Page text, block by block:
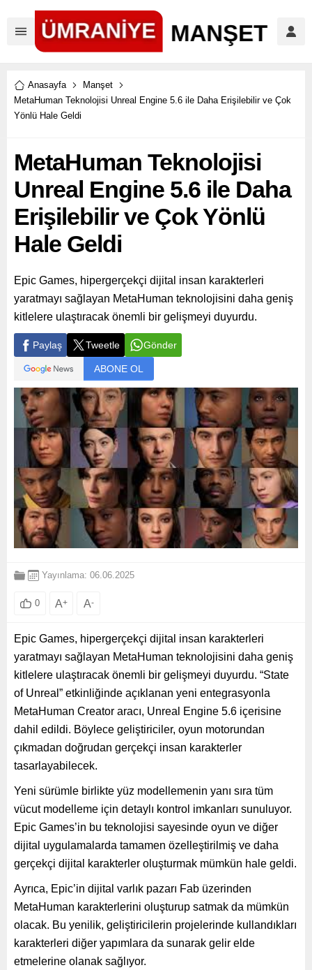
Anasayfa
Manşet
MetaHuman Teknolojisi Unreal Engine 5.6 ile Daha Erişilebilir ve Çok
Yönlü Hale Geldi
MetaHuman Teknolojisi
Unreal Engine 5.6 ile Daha
Erişilebilir ve Çok Yönlü
Hale Geldi
Epic Games, hipergerçekçi dijital insan karakterleri
yaratmayı sağlayan MetaHuman teknolojisini daha geniş
kitlelere ulaştıracak önemli bir gelişmeyi duyurdu.
Paylaş Tweetle Gönder
ABONE OL
Yayınlama: 06.06.2025
0 A+ A-
Epic Games, hipergerçekçi dijital insan karakterleri
yaratmayı sağlayan MetaHuman teknolojisini daha geniş
kitlelere ulaştıracak önemli bir gelişmeyi duyurdu. “State
of Unreal” etkinliğinde açıklanan yeni entegrasyonla
MetaHuman Creator aracı, Unreal Engine 5.6 içerisine
dahil edildi. Böylece geliştiriciler, oyun motorundan
çıkmadan doğrudan gerçekçi insan karakterler
tasarlayabilecek.
Yeni sürümle birlikte yüz modellemenin yanı sıra tüm
vücut modelleme için detaylı kontrol imkanları sunuluyor.
Epic Games’in bu teknolojisi sayesinde oyun ve diğer
dijital uygulamalarda tamamen özelleştirilmiş ve daha
gerçekçi dijital karakterler oluşturmak mümkün hale geldi.
Ayrıca, Epic’in dijital varlık pazarı Fab üzerinden
MetaHuman karakterlerini oluşturup satmak da mümkün
olacak. Bu yenilik, geliştiricilerin projelerinde kullandıkları
karakterleri diğer yapımlara da sunarak gelir elde
etmelerine olanak sağlıyor.